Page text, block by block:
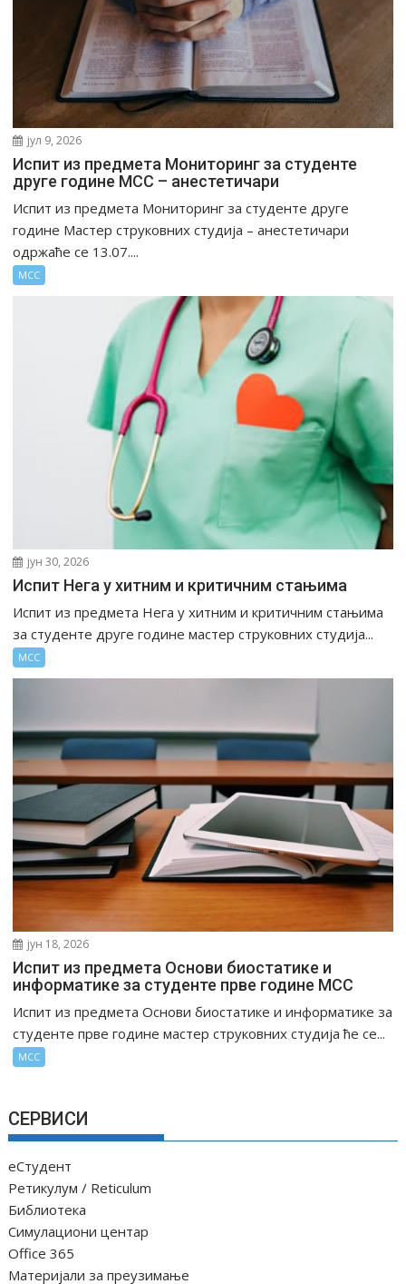
јул 9, 2026
Испит из предмета Мониторинг за студенте
друге године МСС – анестетичари
Испит из предмета Мониторинг за студенте друге
године Мастер струковних студија – анестетичари
одржаће се 13.07....
МСС
јун 30, 2026
Испит Нега у хитним и критичним стањима
Испит из предмета Нега у хитним и критичним стањима
за студенте друге године мастер струковних студија...
МСС
јун 18, 2026
Испит из предмета Основи биостатике и
информатике за студенте прве године МСС
Испит из предмета Основи биостатике и информатике за
студенте прве године мастер струковних студија ће се...
МСС
СЕРВИСИ
еСтудент
Ретикулум / Reticulum
Библиотека
Симулациони центар
Office 365
Материјали за преузимање